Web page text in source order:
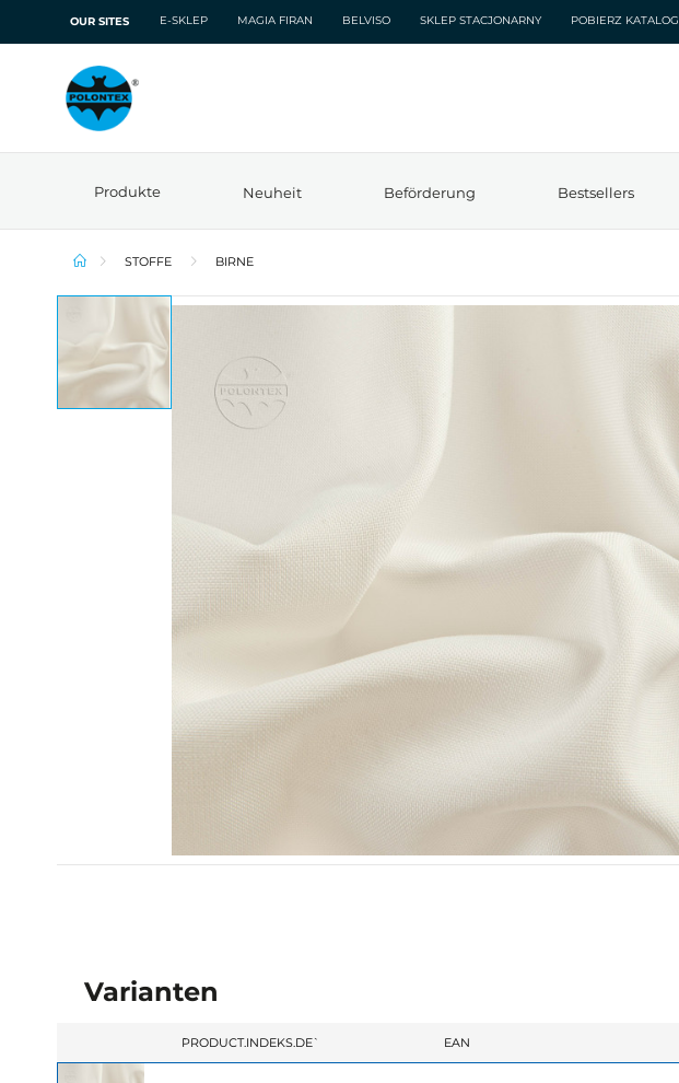
OUR SITES E-SKLEP MAGIA FIRAN BELVISO SKLEP STACJONARNY POBIERZ KATALOG
Produkte Neuheit Beförderung Bestsellers
STOFFE BIRNE
Varianten
`PRODUCT.INDEKS.DE` EAN